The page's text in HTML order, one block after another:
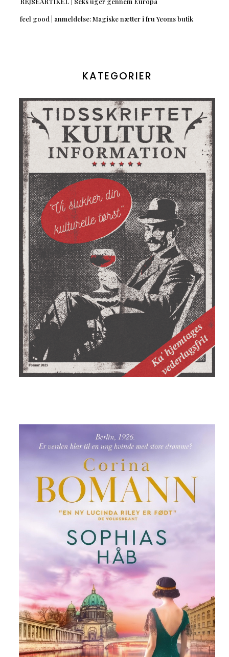
feel good | anmeldelse: Magiske nætter i fru Yeoms butik
KATEGORIER